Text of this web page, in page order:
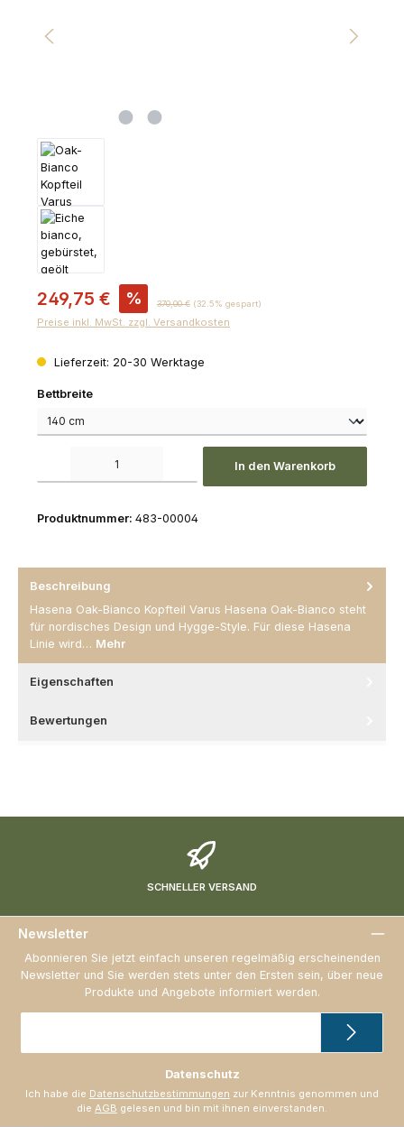
Verkaufspreis:
249,75 € % Regulärer Preis:
370,00 € (32.5% gespart)
Preise inkl. MwSt. zzgl. Versandkosten
Lieferzeit: 20-30 Werktage
Bettbreiteauswählen
In den Warenkorb
Produktnummer: 483-00004
Beschreibung
Hasena Oak-Bianco Kopfteil Varus Hasena Oak-Bianco steht
für nordisches Design und Hygge-Style. Für diese Hasena
Linie wird… Mehr
Eigenschaften
Bewertungen
SCHNELLER VERSAND
Newsletter
Abonnieren Sie jetzt einfach unseren regelmäßig erscheinenden
Newsletter und Sie werden stets unter den Ersten sein, über neue
Produkte und Angebote informiert werden.
Datenschutz
Ich habe die Datenschutzbestimmungen zur Kenntnis genommen und
die AGB gelesen und bin mit ihnen einverstanden.